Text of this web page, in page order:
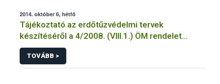
2014. október 6, hétfő
Tájékoztató az erdőtűzvédelmi tervek
készítéséről a 4/2008. (VIII.1.) ÖM rendelet
előírásai alapján
TOVÁBB >